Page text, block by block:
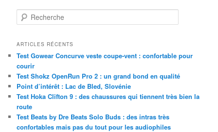
e
h
r
c
h
e
ARTICLES RÉCENTS
Test Gowear Concurve veste coupe-vent : confortable pour
courir
Test Shokz OpenRun Pro 2 : un grand bond en qualité
Point d’intérêt : Lac de Bled, Slovénie
Test Hoka Clifton 9 : des chaussures qui tiennent très bien la
route
Test Beats by Dre Beats Solo Buds : des intras très
confortables mais pas du tout pour les audiophiles